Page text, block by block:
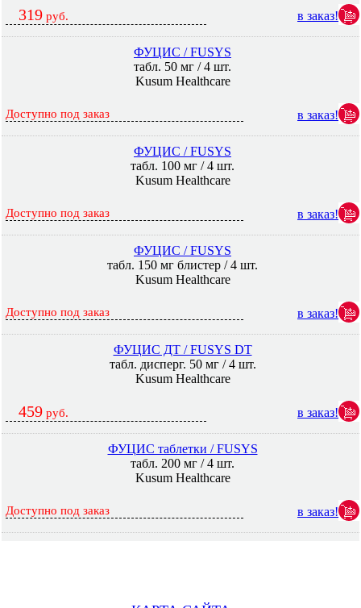
319 руб. в заказ!
ФУЦИС / FUSYS
табл. 50 мг / 4 шт.
Kusum Healthcare
Доступно под заказ в заказ!
ФУЦИС / FUSYS
табл. 100 мг / 4 шт.
Kusum Healthcare
Доступно под заказ в заказ!
ФУЦИС / FUSYS
табл. 150 мг блистер / 4 шт.
Kusum Healthcare
Доступно под заказ в заказ!
ФУЦИС ДТ / FUSYS DT
табл. дисперг. 50 мг / 4 шт.
Kusum Healthcare
459 руб. в заказ!
ФУЦИС таблетки / FUSYS
табл. 200 мг / 4 шт.
Kusum Healthcare
Доступно под заказ в заказ!